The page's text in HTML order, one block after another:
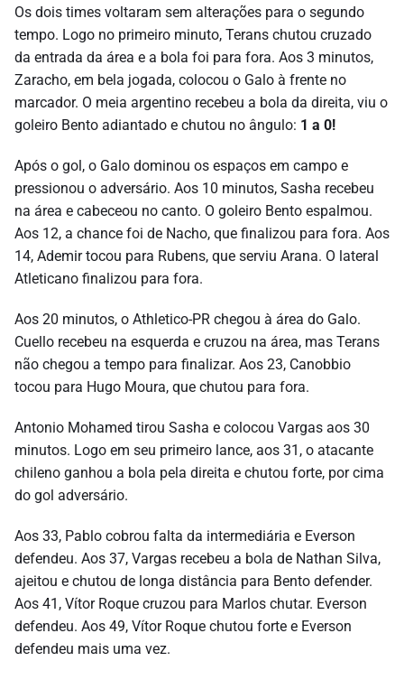
Os dois times voltaram sem alterações para o segundo
tempo. Logo no primeiro minuto, Terans chutou cruzado
da entrada da área e a bola foi para fora. Aos 3 minutos,
Zaracho, em bela jogada, colocou o Galo à frente no
marcador. O meia argentino recebeu a bola da direita, viu o
goleiro Bento adiantado e chutou no ângulo: 1 a 0!
Após o gol, o Galo dominou os espaços em campo e
pressionou o adversário. Aos 10 minutos, Sasha recebeu
na área e cabeceou no canto. O goleiro Bento espalmou.
Aos 12, a chance foi de Nacho, que finalizou para fora. Aos
14, Ademir tocou para Rubens, que serviu Arana. O lateral
Atleticano finalizou para fora.
Aos 20 minutos, o Athletico-PR chegou à área do Galo.
Cuello recebeu na esquerda e cruzou na área, mas Terans
não chegou a tempo para finalizar. Aos 23, Canobbio
tocou para Hugo Moura, que chutou para fora.
Antonio Mohamed tirou Sasha e colocou Vargas aos 30
minutos. Logo em seu primeiro lance, aos 31, o atacante
chileno ganhou a bola pela direita e chutou forte, por cima
do gol adversário.
Aos 33, Pablo cobrou falta da intermediária e Everson
defendeu. Aos 37, Vargas recebeu a bola de Nathan Silva,
ajeitou e chutou de longa distância para Bento defender.
Aos 41, Vítor Roque cruzou para Marlos chutar. Everson
defendeu. Aos 49, Vítor Roque chutou forte e Everson
defendeu mais uma vez.